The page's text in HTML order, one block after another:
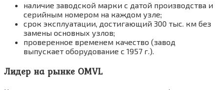
наличие заводской марки с датой производства и
серийным номером на каждом узле;
срок эксплуатации, достигающий 300 тыс. км без
замены основных узлов;
проверенное временем качество (завод
выпускает оборудование с 1957 г.).
Лидер на рынке OMVL